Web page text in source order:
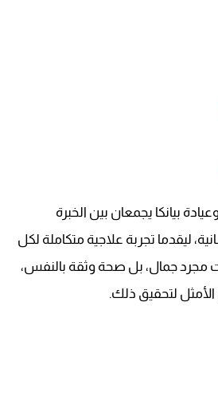
بيانكا يجمعان بين الخبرة
ليقدما تجربة علاجية متكاملة لكل
مجرد جمال، بل صحة وثقة بالنفس،
الأمثل لتحقيق ذلك.